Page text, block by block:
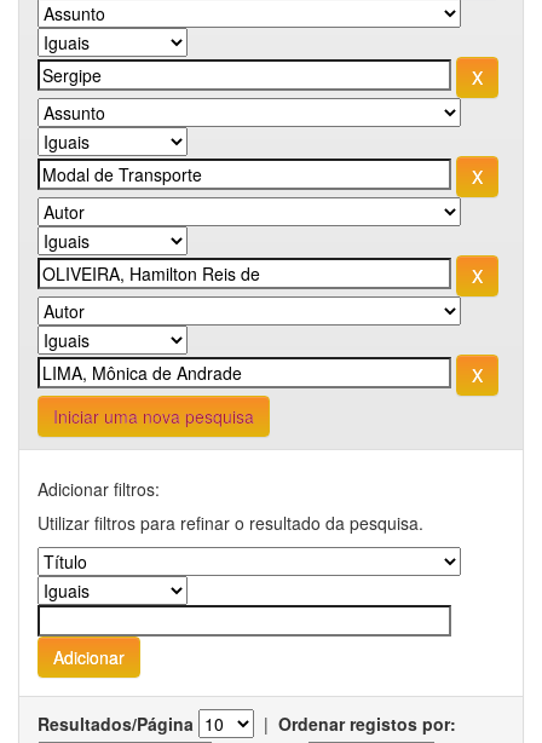
Iniciar uma nova pesquisa
Adicionar filtros:
Utilizar filtros para refinar o resultado da pesquisa.
Resultados/Página | Ordenar registos por: